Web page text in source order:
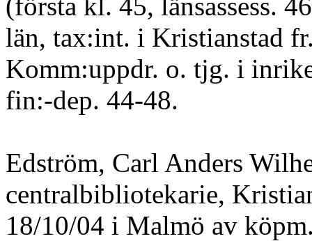
län, tax:int. i Kristianstad
Komm:uppdr. o. tjg. i
fin:-dep. 44-48.
Edström, Carl Anders
centralbibliotekarie,
18/10/04 i Malmö av